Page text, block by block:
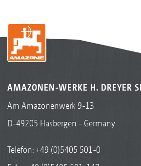
AMAZONEN-WERKE H. DREYER
Am Amazonenwerk 9-13
D-49205 Hasbergen - Germany
Telefon:+49 (0)5405 501-0